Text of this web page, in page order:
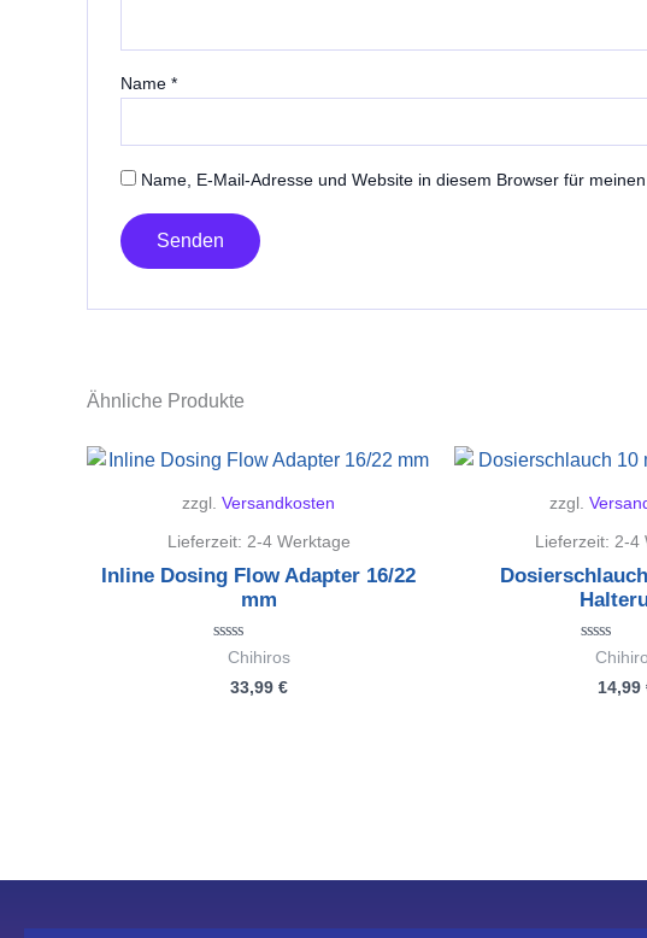
Name *
Name, E-Mail-Adresse und Website in diesem Browser für
Ähnliche Produkte
zzgl. Versandkosten
Lieferzeit: 2-4 Werktage
Inline Dosing Flow Adapter 16/22
mm
Bewertet
Chihiros
33,99 €
zzgl.
Lieferzeit: 2-4
Bewertet
14,99